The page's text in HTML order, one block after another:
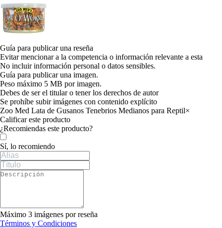
Guía para publicar una reseña
Evitar mencionar a la competencia o información relevante a esta
No incluir información personal o datos sensibles.
Guía para publicar una imagen.
Peso máximo 5 MB por imagen.
Debes de ser el titular o tener los derechos de autor
Se prohíbe subir imágenes con contenido explícito
Zoo Med Lata de Gusanos Tenebrios Medianos para Reptil×
Calificar este producto
Tu valoración
¿Recomiendas este producto?
Sí, lo recomiendo
Máximo 3 imágenes por reseña
Términos y Condiciones